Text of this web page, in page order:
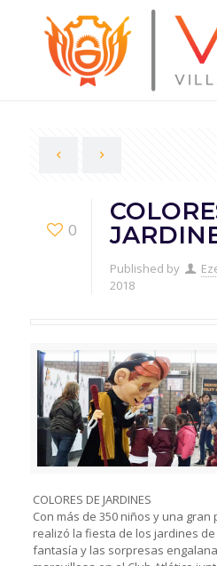
0
Published by
2018
COLORES DE JARDINES
Con más de 350 niños y una
realizó la fiesta de los jardines
fantasía y las sorpresas